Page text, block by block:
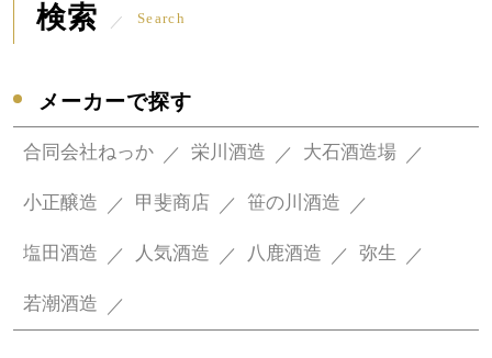
検索 Search
メーカーで探す
合同会社ねっか 栄川酒造 大石酒造場
小正醸造 甲斐商店 笹の川酒造
塩田酒造 人気酒造 八鹿酒造 弥生
若潮酒造